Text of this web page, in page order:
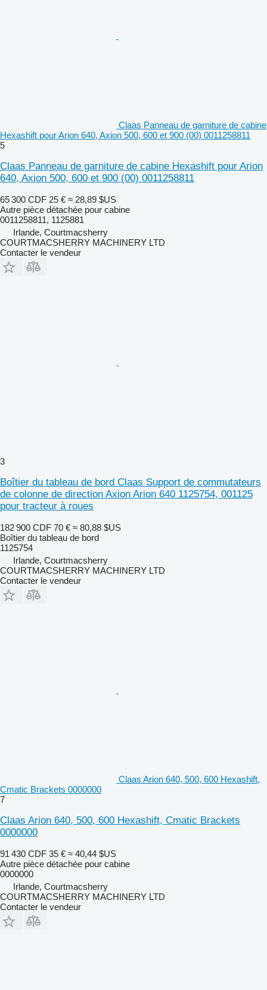
Claas Panneau de garniture de cabine
Hexashift pour Arion 640, Axion 500, 600 et 900 (00) 0011258811
5
Claas Panneau de garniture de cabine Hexashift pour Arion
640, Axion 500, 600 et 900 (00) 0011258811
65 300 CDF 25 € ≈ 28,89 $US
Autre pièce détachée pour cabine
0011258811, 1125881
Irlande, Courtmacsherry
COURTMACSHERRY MACHINERY LTD
Contacter le vendeur
3
Boîtier du tableau de bord Claas Support de commutateurs
de colonne de direction Axion Arion 640 1125754, 001125
pour tracteur à roues
182 900 CDF 70 € ≈ 80,88 $US
Boîtier du tableau de bord
1125754
Irlande, Courtmacsherry
COURTMACSHERRY MACHINERY LTD
Contacter le vendeur
Claas Arion 640, 500, 600 Hexashift,
Cmatic Brackets 0000000
7
Claas Arion 640, 500, 600 Hexashift, Cmatic Brackets
0000000
91 430 CDF 35 € ≈ 40,44 $US
Autre pièce détachée pour cabine
0000000
Irlande, Courtmacsherry
COURTMACSHERRY MACHINERY LTD
Contacter le vendeur